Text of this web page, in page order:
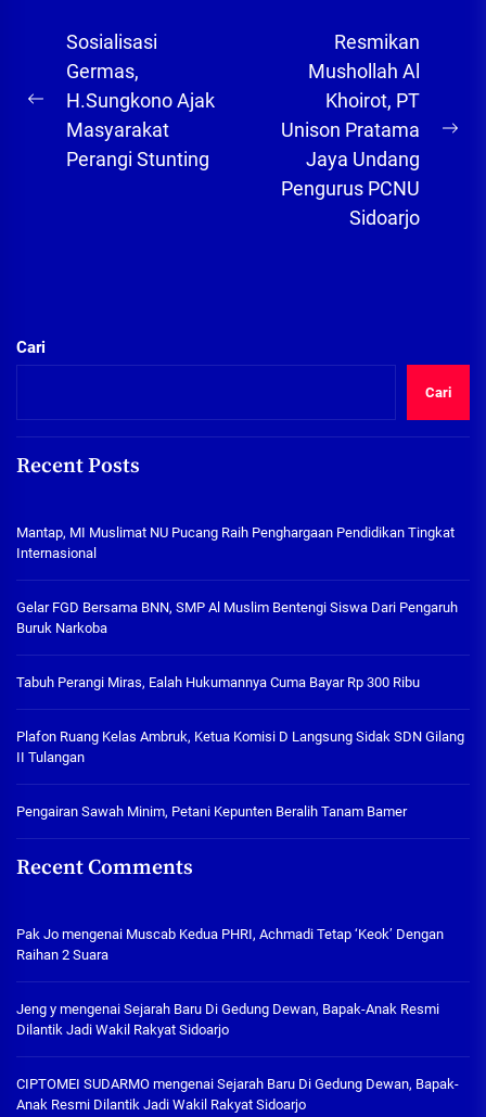
Navigasi
pos
Previous
post:
Sosialisasi
Germas,
H.Sungkono Ajak
Masyarakat
Perangi Stunting
Resmikan
Mushollah Al
Khoirot, PT
Unison Pratama
Jaya Undang
Pengurus PCNU
Sidoarjo
Cari
Cari
Recent Posts
Mantap, MI Muslimat NU Pucang Raih Penghargaan Pendidikan Tingkat
Internasional
Gelar FGD Bersama BNN, SMP Al Muslim Bentengi Siswa Dari Pengaruh
Buruk Narkoba
Tabuh Perangi Miras, Ealah Hukumannya Cuma Bayar Rp 300 Ribu
Plafon Ruang Kelas Ambruk, Ketua Komisi D Langsung Sidak SDN Gilang
II Tulangan
Pengairan Sawah Minim, Petani Kepunten Beralih Tanam Bamer
Recent Comments
Pak Jo mengenai Muscab Kedua PHRI, Achmadi Tetap ‘Keok’ Dengan
Raihan 2 Suara
Jeng y mengenai Sejarah Baru Di Gedung Dewan, Bapak-Anak Resmi
Dilantik Jadi Wakil Rakyat Sidoarjo
CIPTOMEI SUDARMO mengenai Sejarah Baru Di Gedung Dewan, Bapak-
Anak Resmi Dilantik Jadi Wakil Rakyat Sidoarjo